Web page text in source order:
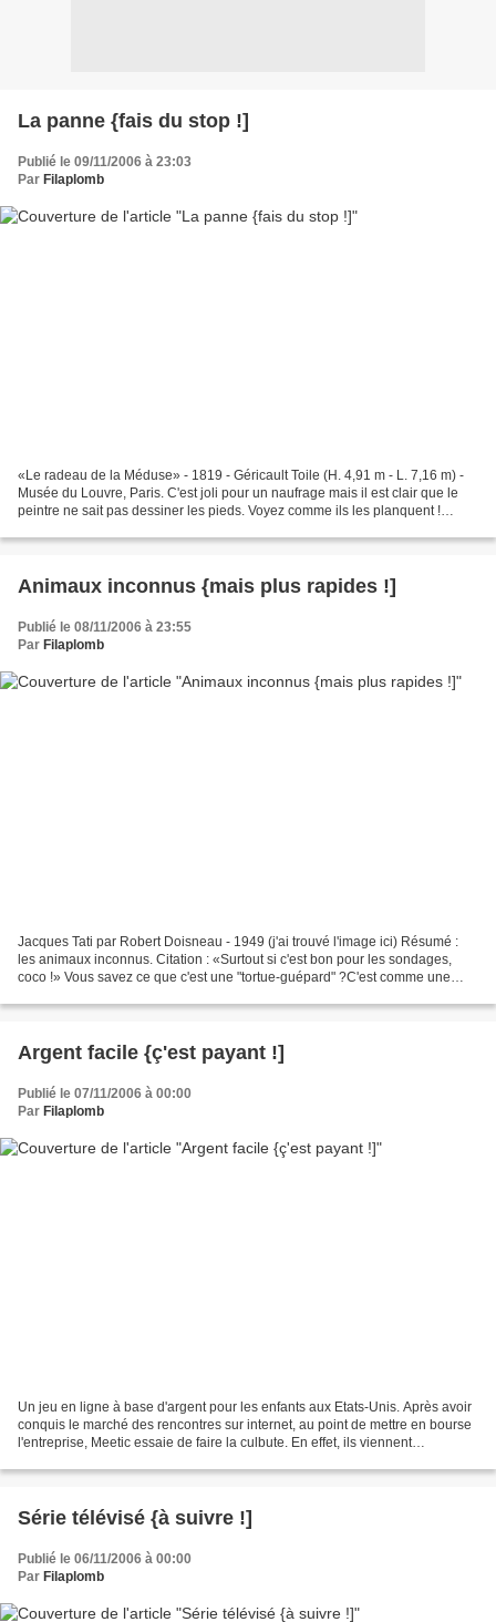
La panne {fais du stop !]
Publié le 09/11/2006 à 23:03
Par Filaplomb
«Le radeau de la Méduse» - 1819 - Géricault Toile (H. 4,91 m - L. 7,16 m) -
Musée du Louvre, Paris. C'est joli pour un naufrage mais il est clair que le
peintre ne sait pas dessiner les pieds. Voyez comme ils les planquent !
Animaux inconnus {mais plus rapides !]
Publié le 08/11/2006 à 23:55
Par Filaplomb
Jacques Tati par Robert Doisneau - 1949 (j'ai trouvé l'image ici) Résumé :
les animaux inconnus. Citation : «Surtout si c'est bon pour les sondages,
coco !» Vous savez ce que c'est une "tortue-guépard" ?C'est comme une
Argent facile {ç'est payant !]
Publié le 07/11/2006 à 00:00
Par Filaplomb
Un jeu en ligne à base d'argent pour les enfants aux Etats-Unis. Après avoir
conquis le marché des rencontres sur internet, au point de mettre en bourse
l'entreprise, Meetic essaie de faire la culbute. En effet, ils viennent
Série télévisé {à suivre !]
Publié le 06/11/2006 à 00:00
Par Filaplomb